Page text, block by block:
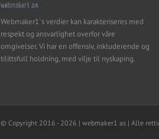
Webmaker1`s verdier kan karakteriseres med
respekt og ansvarlighet overfor våre
omgivelser. Vi har en offensiv, inkluderende og
tilittsfull holdning, med vilje til nyskaping.
© Copyright 2016 - 2026 | webmaker1 as | Alle